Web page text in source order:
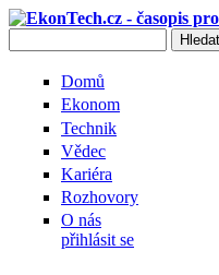
Přejít k hlavnímu obsahu
Domů
Ekonom
Technik
Vědec
Kariéra
Rozhovory
O nás
přihlásit se